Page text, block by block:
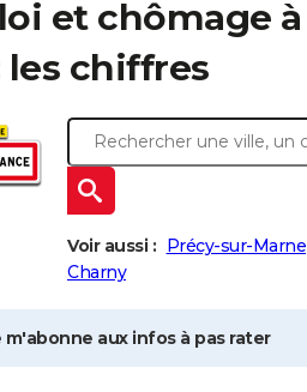
et chômage à
les chiffres
Voir aussi : Précy-sur-Marne
Charny
m'abonne aux infos à pas rater